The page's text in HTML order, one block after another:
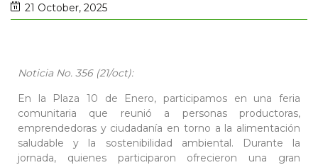
21 October, 2025
Noticia No. 356 (21/oct):
En la Plaza 10 de Enero, participamos en una feria
comunitaria que reunió a personas productoras,
emprendedoras y ciudadanía en torno a la alimentación
saludable y la sostenibilidad ambiental. Durante la
jornada, quienes participaron ofrecieron una gran